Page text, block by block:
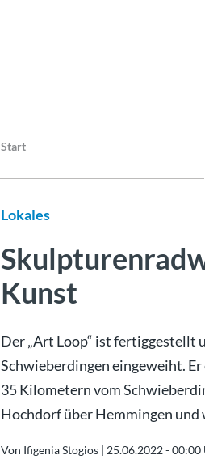
Start
Lokales
Kunst
Der „Art Loop“ ist fertiggestellt
Schwieberdingen eingeweiht.
35 Kilometern vom
Hochdorf über Hemmingen und
Von Ifigenia Stogios | 25.06.2022 - 00:00